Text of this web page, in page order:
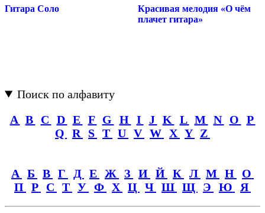
Гитара Соло
Красивая мелодия «О чём
плачет гитара»
Поиск по алфавиту
A B C D E F G H I J K L M N O
P
Q
R S T U V W X Y Z
А Б В Г Д Е Ж З И Й К Л М Н
О
П Р С Т У Ф Х Ц Ч Ш Щ Э Ю Я